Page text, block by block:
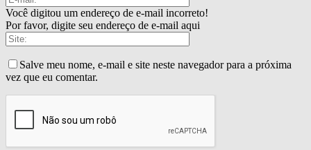
Você digitou um endereço de e-mail incorreto!
Por favor, digite seu endereço de e-mail aqui
Salve meu nome, e-mail e site neste navegador para a próxima
vez que eu comentar.